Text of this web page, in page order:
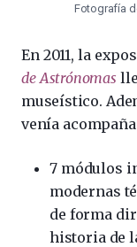
Fotografía
En 2011, la
de Astrónomas
museístico.
venía
7 módulos
modernas
de forma
historia de